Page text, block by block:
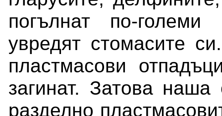
погълнат по-
увредят стомасите
пластмасови
загинат. Затова
разделно